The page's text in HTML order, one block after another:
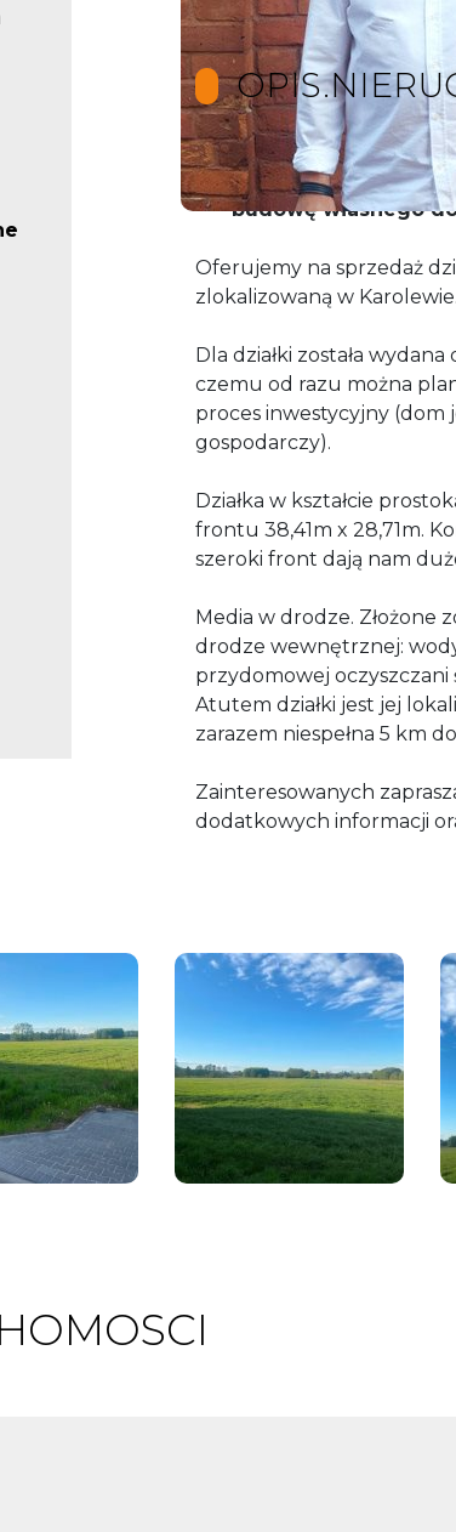
Działka doskonała
budowę własnego
Oferujemy na sprzedaż
zlokalizowaną w Karolewie.
Dla działki została
czemu od razu można
proces inwestycyjny
gospodarczy).
Działka w kształcie
frontu 38,41m x 28,71m.
szeroki front dają nam
Media w drodze. Złożone
drodze wewnętrznej:
przydomowej oczyszczani
Atutem działki jest jej
zarazem niespełna 5 km
Zainteresowanych
dodatkowych informacji